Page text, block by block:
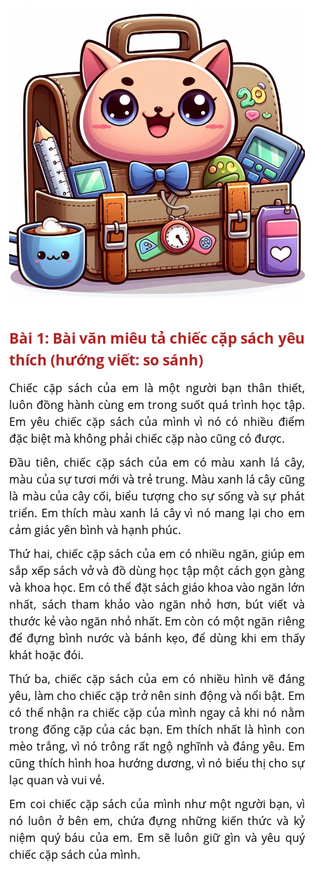
Bài 1: Bài văn miêu tả chiếc cặp sách yêu
thích (hướng viết: so sánh)
Chiếc cặp sách của em là một người bạn thân thiết,
luôn đồng hành cùng em trong suốt quá trình học tập.
Em yêu chiếc cặp sách của mình vì nó có nhiều điểm
đặc biệt mà không phải chiếc cặp nào cũng có được.
Đầu tiên, chiếc cặp sách của em có màu xanh lá cây,
màu của sự tươi mới và trẻ trung. Màu xanh lá cây cũng
là màu của cây cối, biểu tượng cho sự sống và sự phát
triển. Em thích màu xanh lá cây vì nó mang lại cho em
cảm giác yên bình và hạnh phúc.
Thứ hai, chiếc cặp sách của em có nhiều ngăn, giúp em
sắp xếp sách vở và đồ dùng học tập một cách gọn gàng
và khoa học. Em có thể đặt sách giáo khoa vào ngăn lớn
nhất, sách tham khảo vào ngăn nhỏ hơn, bút viết và
thước kẻ vào ngăn nhỏ nhất. Em còn có một ngăn riêng
để đựng bình nước và bánh kẹo, để dùng khi em thấy
khát hoặc đói.
Thứ ba, chiếc cặp sách của em có nhiều hình vẽ đáng
yêu, làm cho chiếc cặp trở nên sinh động và nổi bật. Em
có thể nhận ra chiếc cặp của mình ngay cả khi nó nằm
trong đống cặp của các bạn. Em thích nhất là hình con
mèo trắng, vì nó trông rất ngộ nghĩnh và đáng yêu. Em
cũng thích hình hoa hướng dương, vì nó biểu thị cho sự
lạc quan và vui vẻ.
Em coi chiếc cặp sách của mình như một người bạn, vì
nó luôn ở bên em, chứa đựng những kiến thức và kỷ
niệm quý báu của em. Em sẽ luôn giữ gìn và yêu quý
chiếc cặp sách của mình.